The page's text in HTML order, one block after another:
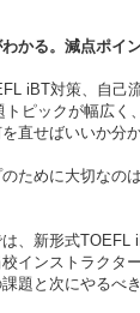
かる。減点ポイ
iBT対策、自己
トピックが幅広く
直せばいいか分
ために大切なの
、新形式TOEFL
インストラクタ
題と次にやるべ